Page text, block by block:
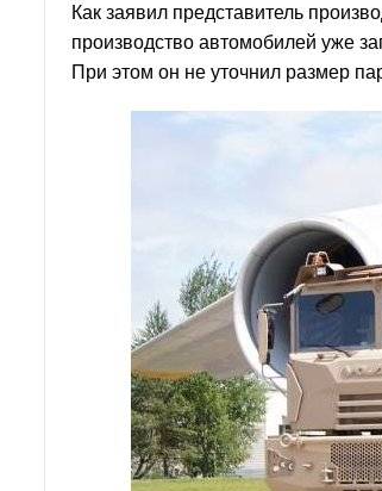
Как заявил представитель
производство автомобилей уже
При этом он не уточнил размер